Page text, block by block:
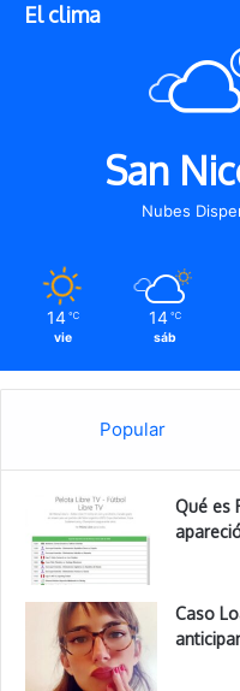
El clima
San
Nubes
14 ℃
vie
14 ℃
sáb
Popular
Qué es
Caso